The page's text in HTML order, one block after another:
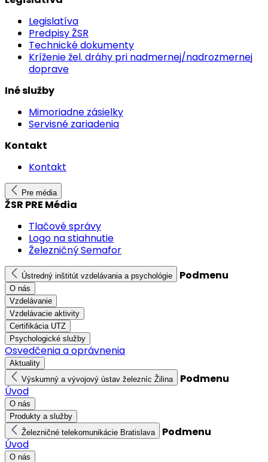
Legislatíva
Predpisy ŽSR
Technické dokumenty
Kríženie žel. dráhy pri nadmernej/nadrozmernej
doprave
Iné služby
Mimoriadne zásielky
Servisné zariadenia
Kontakt
Kontakt
Pre média
ŽSR PRE Média
Tlačové správy
Logo na stiahnutie
Železničný Semafor
Ústredný inštitút vzdelávania a psychológie Podmenu
O nás
Vzdelávanie
Vzdelávacie aktivity
Certifikácia UTZ
Psychologické služby
Osvedčenia a oprávnenia
Aktuality
Výskumný a vývojový ústav železníc Žilina
Podmenu
Úvod
O nás
Produkty a služby
Železničné telekomunikácie Bratislava
Podmenu
Úvod
O nás